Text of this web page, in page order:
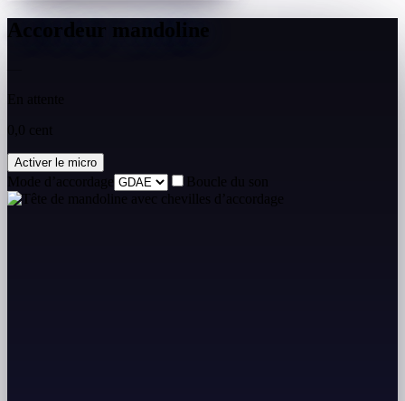
Accordeur mandoline
Activer le micro
Mode d’accordage Boucle du son